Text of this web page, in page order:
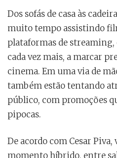
Dos sofás de casa às
muito tempo assistindo
plataformas de
cada vez mais, a marcar
cinema. Em uma via de
também estão tentando
público, com promoções
pipocas.
De acordo com Cesar
momento híbrido, entre